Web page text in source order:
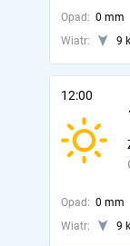
Opad: 0 mm
Wiatr:
9
12:00
Opad: 0 mm
Wiatr:
9